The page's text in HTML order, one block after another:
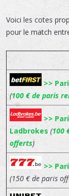
Voici les cotes
pour le match
>>
(100 € de paris
>>
Ladbrokes (100
offerts)
>>
(150 € de paris